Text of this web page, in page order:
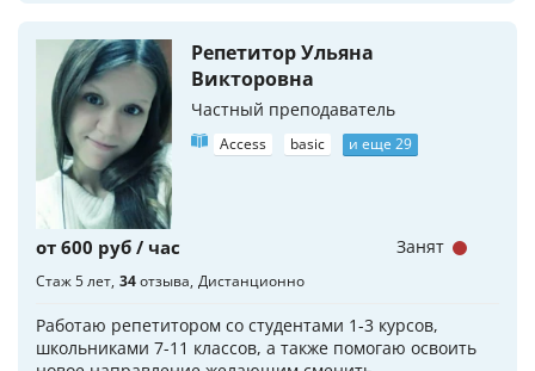
Репетитор Ульяна
Викторовна
Частный преподаватель
Access basic и еще 29
от 600 руб / час
Стаж 5 лет 34отзыва Дистанционно
Работаю репетитором со студентами 1-3 курсов,
школьниками 7-11 классов, а также помогаю освоить
Занят